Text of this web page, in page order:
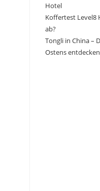
Hotel
Koffertest Level8
ab?
Tongli in China –
Ostens entdecken